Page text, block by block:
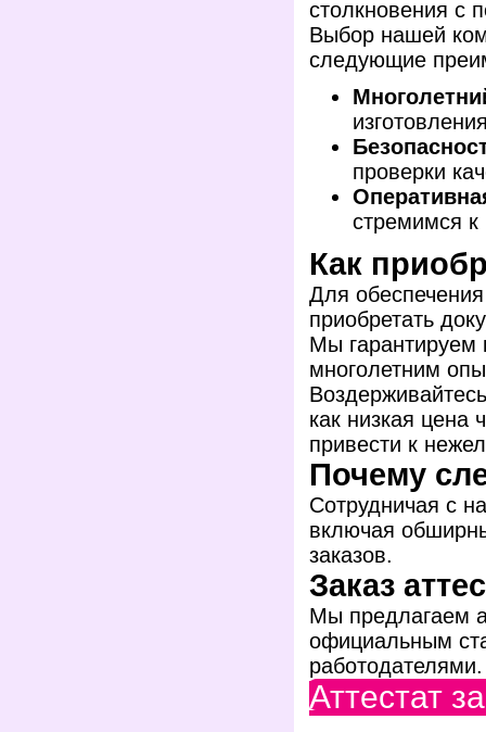
столкновения с
Выбор нашей
следующие
проверки
стремимся
Как
Для
приобретать
Мы гарантируем
многолетним
как низкая цена
привести к
Почему
Сотрудничая с
включая
заказов.
Заказ
Мы предлагаем
официальным
работодателями.
Аттестат